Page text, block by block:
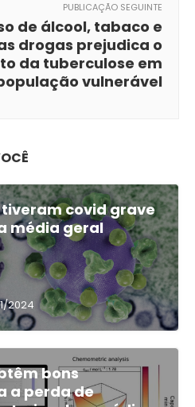
PUBLICAÇÃO SEGUINTE
de álcool, tabaco e
drogas prejudica o
da tuberculose em
vulnerável
tiveram covid grave
média geral
2024
bons
a perda de